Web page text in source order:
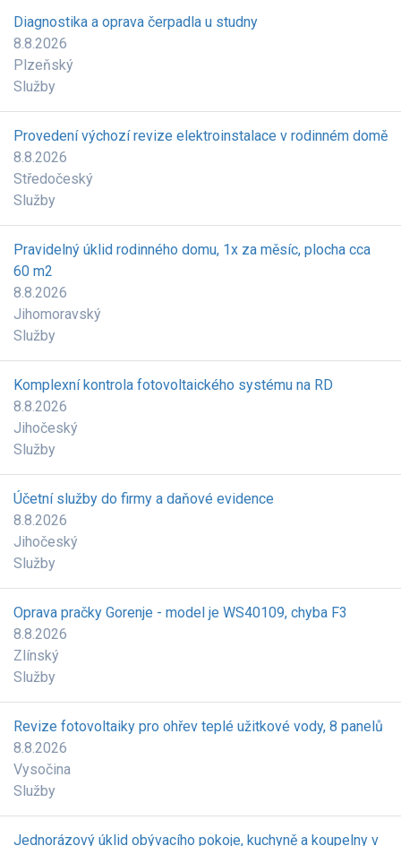
Diagnostika a oprava čerpadla u studny
8.8.2026
Plzeňský
Služby
Provedení výchozí revize elektroinstalace v rodinném domě
8.8.2026
Středočeský
Služby
Pravidelný úklid rodinného domu, 1x za měsíc, plocha cca
60 m2
8.8.2026
Jihomoravský
Služby
Komplexní kontrola fotovoltaického systému na RD
8.8.2026
Jihočeský
Služby
Účetní služby do firmy a daňové evidence
8.8.2026
Jihočeský
Služby
Oprava pračky Gorenje - model je WS40109, chyba F3
8.8.2026
Zlínský
Služby
Revize fotovoltaiky pro ohřev teplé užitkové vody, 8 panelů
8.8.2026
Vysočina
Služby
Jednorázový úklid obývacího pokoje, kuchyně a koupelny v